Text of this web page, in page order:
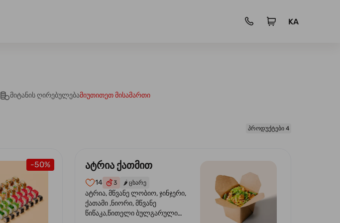
KA
მიტანის ღირებულებამიუთითეთ მისამართი
პროდუქტები 4
-50% ატრია ქათმით
14 3 🌶️ ცხარე
ატრია, მწვანე ლობიო, ჯინჯერი,
ქათამი ,ნიორი, მწვანე
წიწაკა,წითელი ბულგარული